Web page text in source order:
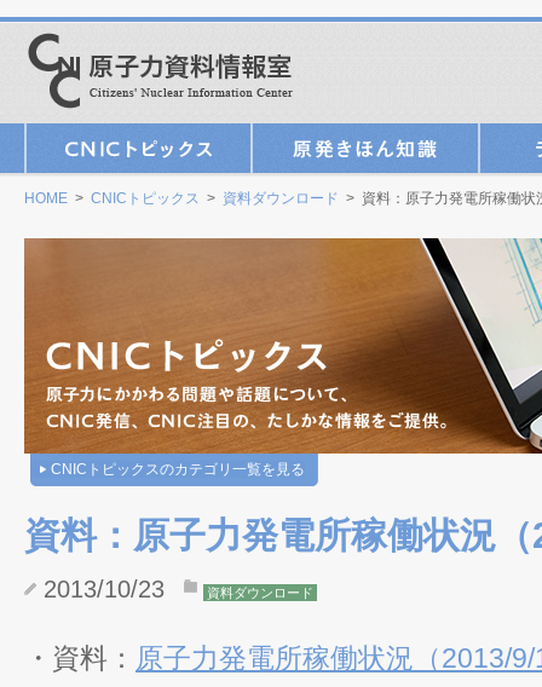
HOME > CNICトピックス > 資料ダウンロード > 資料：原子力発電所稼働状
CNICトピックスのカテゴリ一覧を見る
資料：原子力発電所稼働状況
2013/10/23 資料ダウンロード
・資料： 原子力発電所稼働状況（2013/